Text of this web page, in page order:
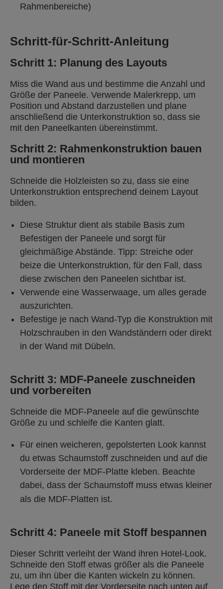
Rahmenbereiche)
Schritt-für-Schritt-Anleitung
Schritt 1: Planung des Layouts
Miss die Wand aus und bestimme die Anzahl und
Größe der Paneele. Verwende Malerkrepp, um
Position und Abstand darzustellen und plane
anschließend die Unterkonstruktion so, dass sie
mit den Paneelkanten übereinstimmt.
Schritt 2: Rahmenkonstruktion bauen
und montieren
Schneide die Holzleisten so zu, dass sie eine
Unterkonstruktion entsprechend deinem Layout
bilden.
Diese Struktur dient als stabile Basis zum
Befestigen der Paneele und sorgt für
gleichmäßige Abstände. Tipp: Streiche oder
beize die Unterkonstruktion, für den Fall, dass
diese zwischen den Paneelen sichtbar ist.
Verwende eine Wasserwaage, um alles gerade
auszurichten.
Befestige je nach Wand-Typ die Konstruktion mit
Holzschrauben in den Wandständern oder direkt
in der Wand mit Dübeln.
Schritt 3: MDF-Paneele zuschneiden
und vorbereiten
Schneide die MDF-Paneele auf die gewünschte
Größe zu und schleife die Kanten glatt.
Für einen weicheren, gepolsterten Look kannst
du etwas Schaumstoff zuschneiden und auf die
Vorderseite der MDF-Platte kleben. Beachte
dabei, dass der Schaumstoff muss etwas kleiner
als die MDF-Platten ist.
Schritt 4: Paneele mit Stoff bespannen
Dieser Schritt verleiht der Wand ihren Hotel-Look.
Schneide den Stoff etwas größer als die Paneele
zu, um ihn über die Kanten wickeln zu können.
Lege den Stoff mit der Vorderseite nach unten auf